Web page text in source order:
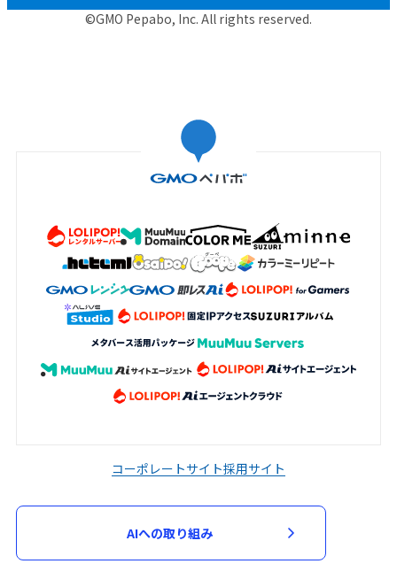
©GMO Pepabo, Inc. All rights reserved.
コーポレートサイト採用サイト
AIへの取り組み